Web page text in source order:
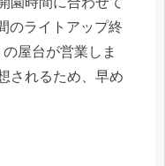
のライトアップ終
屋台が営業しま
されるため、早め